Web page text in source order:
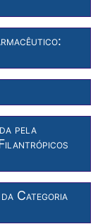
pela
Categoria